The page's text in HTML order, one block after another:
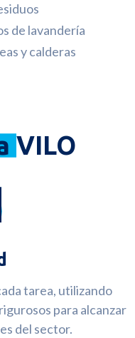
de lavandería
y calderas
VILO
tarea, utilizando
para alcanzar
del sector.